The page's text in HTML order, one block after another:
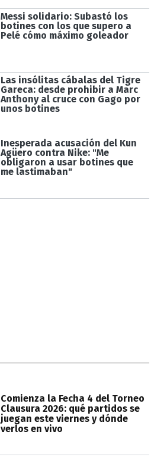
Messi solidario: Subastó los
botines con los que supero a
Pelé cómo máximo goleador
Las insólitas cábalas del Tigre
Gareca: desde prohibir a Marc
Anthony al cruce con Gago por
unos botines
Inesperada acusación del Kun
Agüero contra Nike: "Me
obligaron a usar botines que
me lastimaban"
Comienza la Fecha 4 del Torneo
Clausura 2026: qué partidos se
juegan este viernes y dónde
verlos en vivo